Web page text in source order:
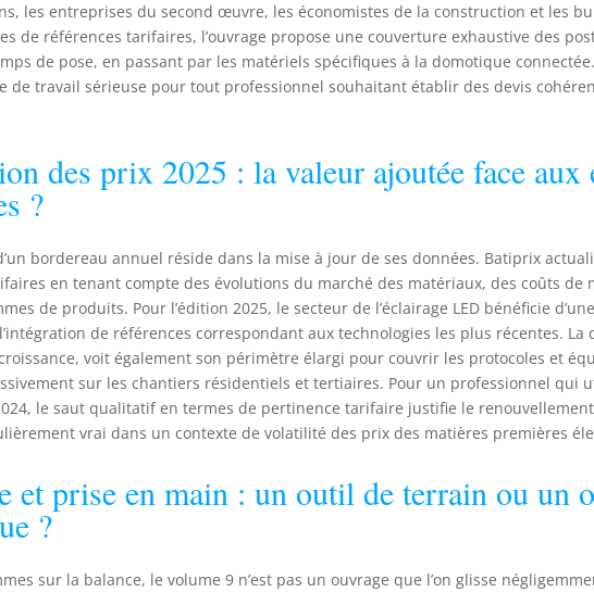
les entreprises du second œuvre, les économistes de la construction et les
de références tarifaires, l’ouvrage propose une couverture exhaustive des
de pose, en passant par les matériels spécifiques à la domotique
de travail sérieuse pour tout professionnel souhaitant établir des devis
des prix 2025 : la valeur ajoutée face aux
?
bordereau annuel réside dans la mise à jour de ses données. Batiprix
en tenant compte des évolutions du marché des matériaux, des coûts de
de produits. Pour l’édition 2025, le secteur de l’éclairage LED bénéficie
de références correspondant aux technologies les plus récentes. La
voit également son périmètre élargi pour couvrir les protocoles et
sur les chantiers résidentiels et tertiaires. Pour un professionnel qui
le saut qualitatif en termes de pertinence tarifaire justifie le
vrai dans un contexte de volatilité des prix des matières premières
et prise en main : un outil de terrain ou un
?
sur la balance, le volume 9 n’est pas un ouvrage que l’on glisse